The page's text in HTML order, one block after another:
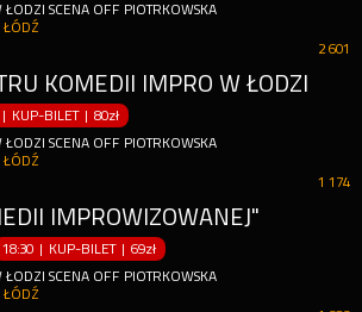
SCENA OFF PIOTRKOWSKA
ŁÓDŹ
2 601
KOMEDII IMPRO W ŁODZI
| KUP-BILET |80zł
SCENA OFF PIOTRKOWSKA
ŁÓDŹ
1 174
IMPROWIZOWANEJ"
18:30 | KUP-BILET |69zł
SCENA OFF PIOTRKOWSKA
ŁÓDŹ